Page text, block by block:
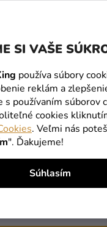
SI VAŠE
používa súbory
reklám a
s používaním súborov
cookies
. Veľmi nás
". Ďakujeme!
Súhlasím
taniere -